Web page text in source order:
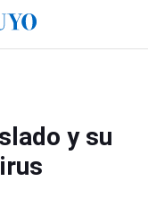
y su